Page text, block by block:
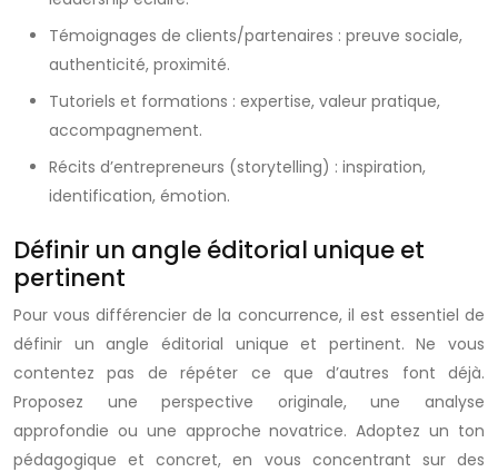
Témoignages de clients/partenaires : preuve sociale,
authenticité, proximité.
Tutoriels et formations : expertise, valeur pratique,
accompagnement.
Récits d’entrepreneurs (storytelling) : inspiration,
identification, émotion.
Définir un angle éditorial unique et
pertinent
Pour vous différencier de la concurrence, il est essentiel de
définir un angle éditorial unique et pertinent. Ne vous
contentez pas de répéter ce que d’autres font déjà.
Proposez une perspective originale, une analyse
approfondie ou une approche novatrice. Adoptez un ton
pédagogique et concret, en vous concentrant sur des